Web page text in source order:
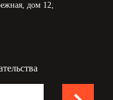
дом 12,